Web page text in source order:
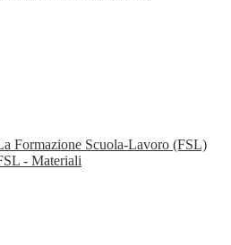
Formazione Scuola-Lavoro (FSL)
- Materiali